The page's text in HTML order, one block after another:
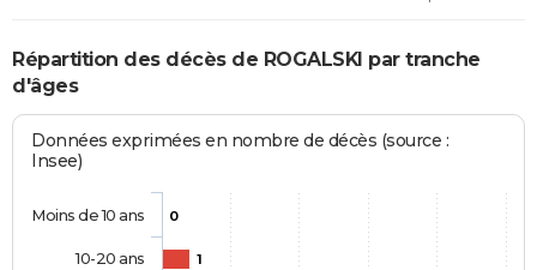
Répartition des décès de ROGALSKI par tranche
d'âges
Données exprimées en nombre de décès (source :
Insee)
0
1
Moins de 10 ans
10-20 ans